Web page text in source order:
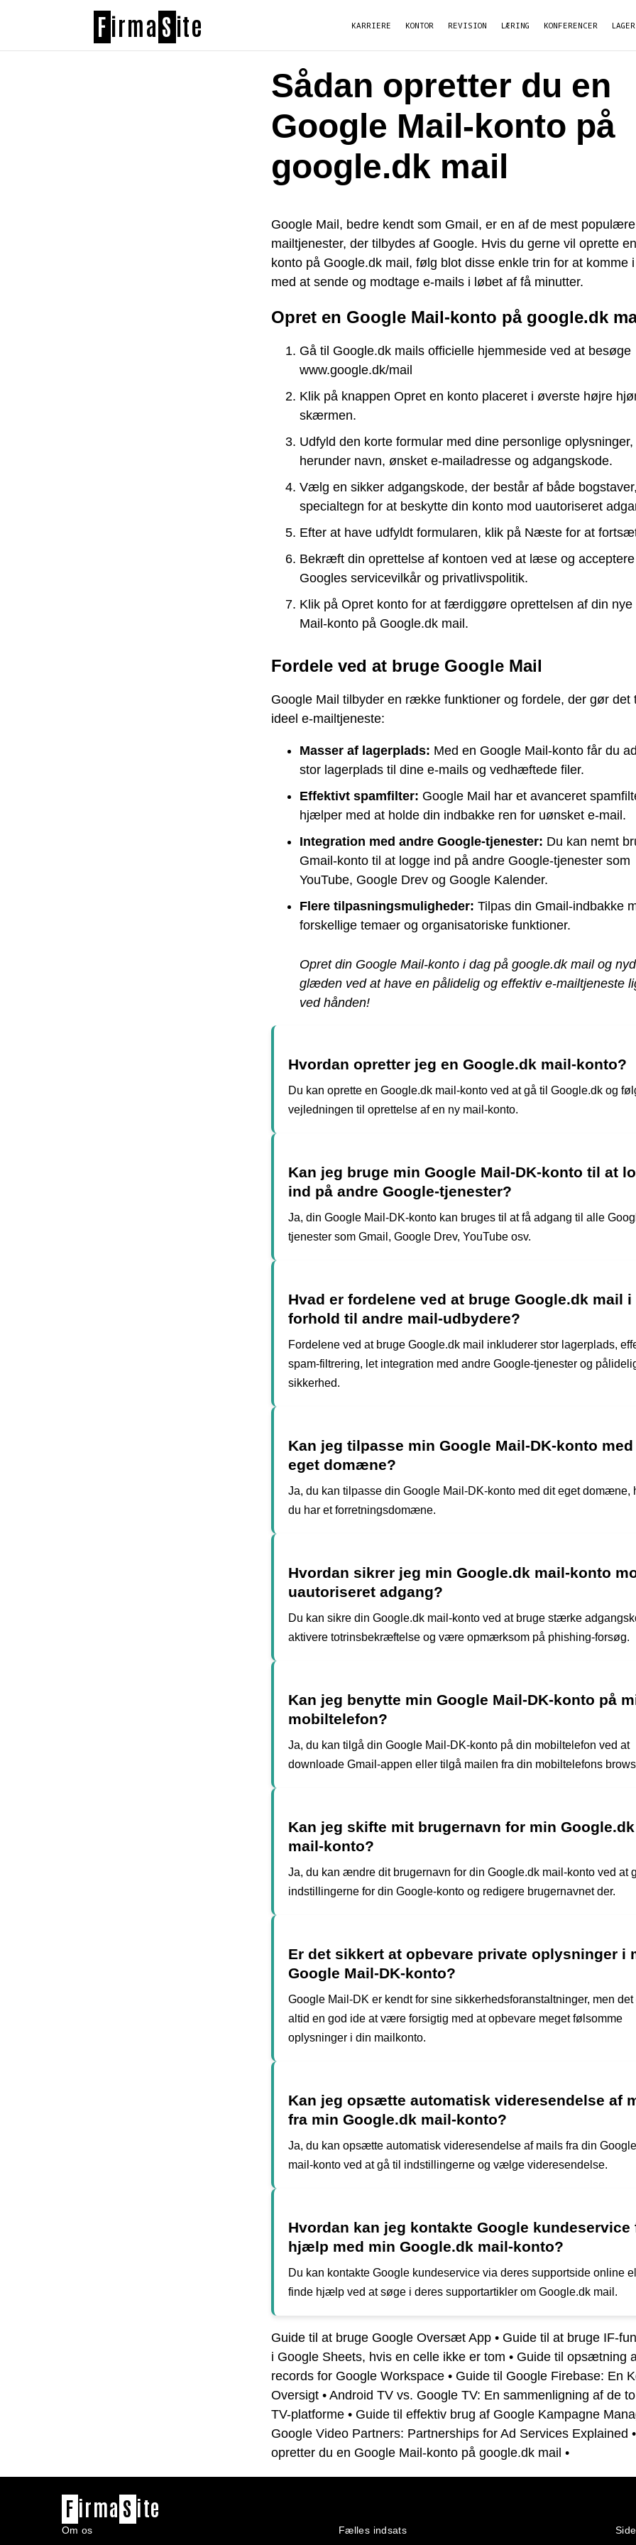
F irma S ite KARRIERE KONTOR REVISION LÆRING KONFERENCER LAGER
Sådan opretter du en
Google Mail-konto på
google.dk mail
Google Mail, bedre kendt som Gmail, er en af de mest
mailtjenester, der tilbydes af Google. Hvis du gerne vil oprette
konto på Google.dk mail, følg blot disse enkle trin for at komme
med at sende og modtage e-mails i løbet af få minutter.
Opret en Google Mail-konto på google.dk
Gå til Google.dk mails officielle hjemmeside ved at besøge
www.google.dk/mail
Klik på knappen Opret en konto placeret i øverste højre
skærmen.
Udfyld den korte formular med dine personlige oplysninger,
herunder navn, ønsket e-mailadresse og adgangskode.
Vælg en sikker adgangskode, der består af både
specialtegn for at beskytte din konto mod uautoriseret
Efter at have udfyldt formularen, klik på Næste for at
Bekræft din oprettelse af kontoen ved at læse og acceptere
Googles servicevilkår og privatlivspolitik.
Klik på Opret konto for at færdiggøre oprettelsen af din nye
Mail-konto på Google.dk mail.
Fordele ved at bruge Google Mail
Google Mail tilbyder en række funktioner og fordele, der gør det
ideel e-mailtjeneste:
Masser af lagerplads: Med en Google Mail-konto får du
stor lagerplads til dine e-mails og vedhæftede filer.
Effektivt spamfilter: Google Mail har et avanceret
hjælper med at holde din indbakke ren for uønsket e-mail.
Integration med andre Google-tjenester: Du kan nemt
Gmail-konto til at logge ind på andre Google-tjenester som
YouTube, Google Drev og Google Kalender.
Flere tilpasningsmuligheder: Tilpas din Gmail-indbakke
forskellige temaer og organisatoriske funktioner.
Opret din Google Mail-konto i dag på google.dk mail og nyd
glæden ved at have en pålidelig og effektiv e-mailtjeneste
ved hånden!
Hvordan opretter jeg en Google.dk mail-konto?
Du kan oprette en Google.dk mail-konto ved at gå til Google.dk og
vejledningen til oprettelse af en ny mail-konto.
Kan jeg bruge min Google Mail-DK-konto til at
ind på andre Google-tjenester?
Ja, din Google Mail-DK-konto kan bruges til at få adgang til alle
tjenester som Gmail, Google Drev, YouTube osv.
Hvad er fordelene ved at bruge Google.dk mail i
forhold til andre mail-udbydere?
Fordelene ved at bruge Google.dk mail inkluderer stor lagerplads,
spam-filtrering, let integration med andre Google-tjenester og
sikkerhed.
Kan jeg tilpasse min Google Mail-DK-konto
eget domæne?
Ja, du kan tilpasse din Google Mail-DK-konto med dit eget domæne,
du har et forretningsdomæne.
Hvordan sikrer jeg min Google.dk mail-konto
uautoriseret adgang?
Du kan sikre din Google.dk mail-konto ved at bruge stærke
aktivere totrinsbekræftelse og være opmærksom på phishing-forsøg.
Kan jeg benytte min Google Mail-DK-konto på
mobiltelefon?
Ja, du kan tilgå din Google Mail-DK-konto på din mobiltelefon ved at
downloade Gmail-appen eller tilgå mailen fra din mobiltelefons
Kan jeg skifte mit brugernavn for min Google.dk
mail-konto?
Ja, du kan ændre dit brugernavn for din Google.dk mail-konto ved at
indstillingerne for din Google-konto og redigere brugernavnet der.
Er det sikkert at opbevare private oplysninger i
Google Mail-DK-konto?
Google Mail-DK er kendt for sine sikkerhedsforanstaltninger, men det
altid en god ide at være forsigtig med at opbevare meget følsomme
oplysninger i din mailkonto.
Kan jeg opsætte automatisk videresendelse af
fra min Google.dk mail-konto?
Ja, du kan opsætte automatisk videresendelse af mails fra din
mail-konto ved at gå til indstillingerne og vælge videresendelse.
Hvordan kan jeg kontakte Google kundeservice
hjælp med min Google.dk mail-konto?
Du kan kontakte Google kundeservice via deres supportside online
finde hjælp ved at søge i deres supportartikler om Google.dk mail.
Guide til at bruge Google Oversæt App • Guide til at bruge IF-
i Google Sheets, hvis en celle ikke er tom • Guide til opsætning
records for Google Workspace • Guide til Google Firebase: En
Oversigt • Android TV vs. Google TV: En sammenligning af de
TV-platforme • Guide til effektiv brug af Google Kampagne
Google Video Partners: Partnerships for Ad Services Explained •
opretter du en Google Mail-konto på google.dk mail •
F irma S ite
Om os
Fælles indsats